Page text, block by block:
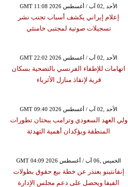
GMT 11:08 2026 الأحد ,02 آب / أغسطس
إعلام إيراني يكشف أسباب تجنب نشر
تسجيلات صوتية لمجتبى خامنئي
GMT 22:02 2026 الأحد ,02 آب / أغسطس
اتهامات للإطفاء الفرنسي بالتضحية بسكان
قرية لإنقاذ منازل الأثرياء
GMT 09:40 2026 الأحد ,02 آب / أغسطس
ولي العهد السعودي وترامب يبحثان تطورات
المنطقة ويؤكدان أهمية التهدئة
GMT 04:09 2026 الخميس ,06 آب / أغسطس
إنفانتينو يعتذر عن خطة بيع حقوق بطولات
الفيفا ويحصل على دعم مجلس الإدارة